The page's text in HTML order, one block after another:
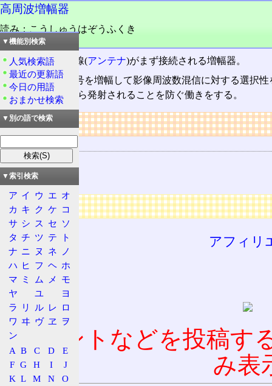
高周波増幅器
読み：こうしゅうはぞうふくき
品詞：名詞
受信機で、空中線(アンテナ)がまず接続される増幅器。
受信した微弱信号を増幅して影像周波数混信に対する選択
逆流しアンテナから発射されることを防ぐ働きをする。
リンク
AM受信機
影像混信
広告
アフィリ
コメントなどを投稿す
み表
▼機能別検索
人気検索語
最近の更新語
今日の用語
おまかせ検索
▼別の語で検索
▼索引検索
ア イ ウ エ オ
カ キ ク ケ コ
サ シ ス セ ソ
タ チ ツ テ
ト
ナ ニ ヌ ネ
ノ
ハ ヒ フ ヘ ホ
マ ミ ム メ
モ
ヤ
ユ
ヨ
ラ
リ ル レ ロ
ワ ヰ ヴ ヱ
ヲ
ン
A B C D
E
F G H I
J
K L M N
O